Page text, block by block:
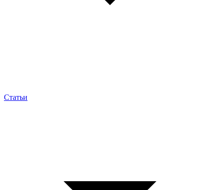
Статьи